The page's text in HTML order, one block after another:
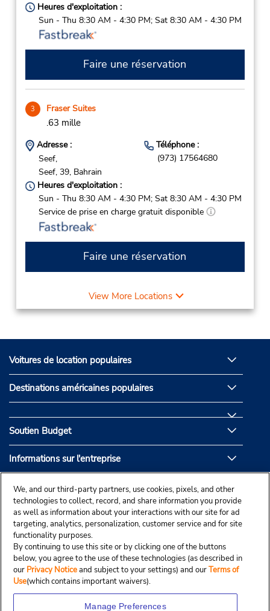
Heures d'exploitation :
Sun - Thu 8:30 AM - 4:30 PM; Sat 8:30 AM - 4:30 PM
Faire une réservation
3 Fraser Suites
.63 mille
Adresse :
Seef,
Seef, 39, Bahrain
Téléphone :
(973) 17564680
Heures d'exploitation :
Sun - Thu 8:30 AM - 4:30 PM; Sat 8:30 AM - 4:30 PM
Service de prise en charge gratuit disponible
Faire une réservation
View More Locations
Voitures de location populaires
Destinations américaines populaires
Soutien Budget
Informations sur l'entreprise
Partenaires de Budget
We, and our third-party partners, use cookies, pixels, and other
technologies to collect, record, and share information you provide
as well as information about your interactions with our site for ad
targeting, analytics, personalization, customer service and for site
functionality purposes.
By continuing to use this site or by clicking one of the buttons
below, you agree to the use of these technologies (as described in
our Privacy Noticeand subject to your settings) and ourTerms of
Use(which contains important waivers).
Manage Preferences